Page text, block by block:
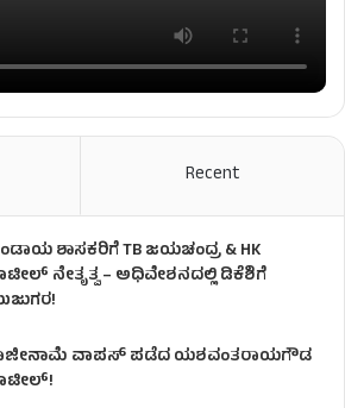
Recent
ಶಾಸಕರಿಗೆ TB ಜಯಚಂದ್ರ & HK
ನೇತೃತ್ವ – ಅಧಿವೇಶನದಲ್ಲಿ ಡಿಕೆಶಿಗೆ
ವಾಪಸ್ ಪಡೆದ ಯಶವಂತರಾಯಗೌಡ